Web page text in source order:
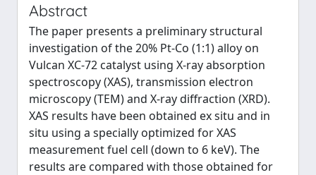
Abstract
The paper presents a preliminary structural
investigation of the 20% Pt-Co (1:1) alloy on
Vulcan XC-72 catalyst using X-ray absorption
spectroscopy (XAS), transmission electron
microscopy (TEM) and X-ray diffraction (XRD).
XAS results have been obtained ex situ and in
situ using a specially optimized for XAS
measurement fuel cell (down to 6 keV). The
results are compared with those obtained for